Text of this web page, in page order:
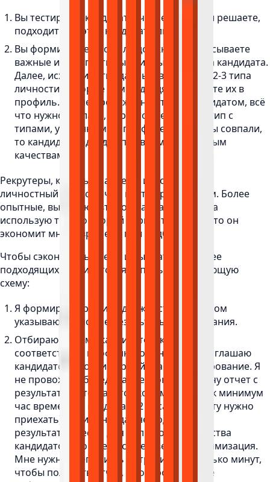
Вы тестируете кандидата, читаете отчет и решаете,
подходит вам этот кандидат или нет.
Вы формируете профиль должности, описываете
важные и недопустимые личные качества кандидата.
Далее, исходя из этих данных, выбираете 2-3 типа
личности, которые вам подходят, и вносите их в
профиль. После прохождения теста кандидатом, всё
что нужно сделать, - просто сверить его тип с
типами, указанными в профиле. Если типы совпали,
то кандидат подходит по своим личностным
качествам.
Рекрутеры, которые ранее не использовали
личностный тест, обычно идут первым путем. Более
опытные, выбирают второй вариант. Я всегда
использую только второй вариант, потому что он
экономит много времени при подборе.
Чтобы сэкономить время и выбрать наиболее
подходящих кандидатов, я использую следующую
схему:
Я формирую профиль должности, в котором
указываю плановые результаты тестирования.
Отбираю резюме кандидатов, которые
соответствуют профилю должности и приглашаю
кандидатов пройти первый этап — тестирование. Я
не провожу собеседование, пока не получу отчет с
результатами теста. Это экономит мне как минимум
час времени, а кандидату 2 часа (кандидату нужно
приехать), если кандидат не подходит по
результатам теста. Для большого количества
кандидатов это очень существенная оптимизация.
Мне нужно всего лишь потратить несколько минут,
чтобы получить отчет, в котором больше